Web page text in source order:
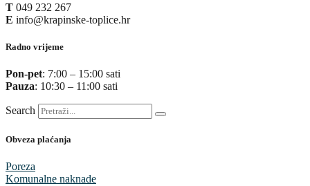
T 049 232 267
E info@krapinske-toplice.hr
Radno vrijeme
Pon-pet: 7:00 – 15:00 sati
Pauza: 10:30 – 11:00 sati
Search
Obveza plaćanja
Poreza
Komunalne naknade